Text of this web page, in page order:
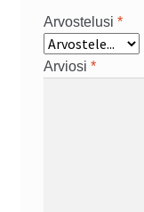
Arvostelusi *
Arviosi *